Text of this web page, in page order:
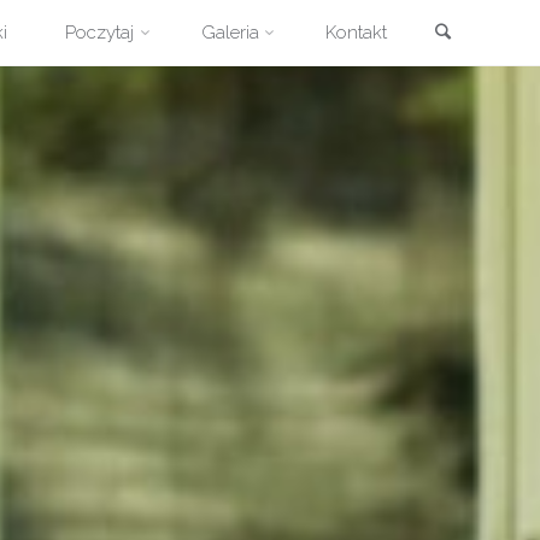
Poczytaj Galeria Kontakt